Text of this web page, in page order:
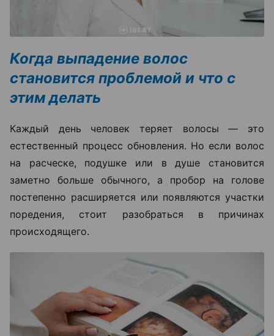
Когда выпадение волос
становится проблемой и что с
этим делать
Каждый день человек теряет волосы — это
естественный процесс обновления. Но если волос
на расческе, подушке или в душе становится
заметно больше обычного, а пробор на голове
постепенно расширяется или появляются участки
поредения, стоит разобраться в причинах
происходящего.